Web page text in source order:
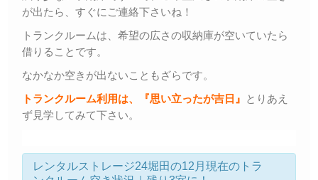
が出たら、すぐにご連絡下さいね！
トランクルームは、希望の広さの収納庫が空いていたら
借りることです。
なかなか空きが出ないこともざらです。
トランクルーム利用は、『思い立ったが吉日』 とりあえ
ず見学してみて下さい。
レンタルストレージ24堀田の12月現在のトラ